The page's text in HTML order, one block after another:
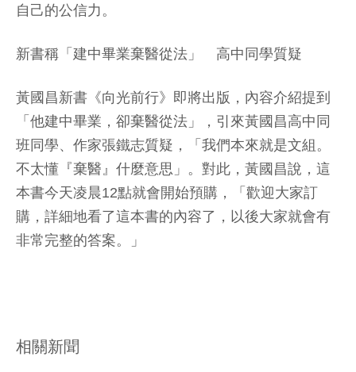
自己的公信力。
新書稱「建中畢業棄醫從法」 高中同學質疑
黃國昌新書《向光前行》即將出版，內容介紹提到
「他建中畢業，卻棄醫從法」，引來黃國昌高中同
班同學、作家張鐵志質疑，「我們本來就是文組。
不太懂『棄醫』什麼意思」。對此，黃國昌說，這
本書今天凌晨12點就會開始預購，「歡迎大家訂
購，詳細地看了這本書的內容了，以後大家就會有
非常完整的答案。」
相關新聞